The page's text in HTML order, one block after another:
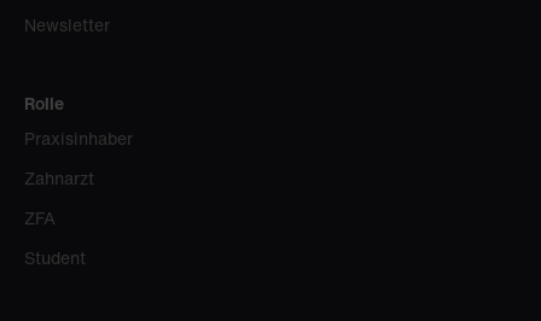
Newsletter
Rolle
Praxisinhaber
Zahnarzt
ZFA
Student